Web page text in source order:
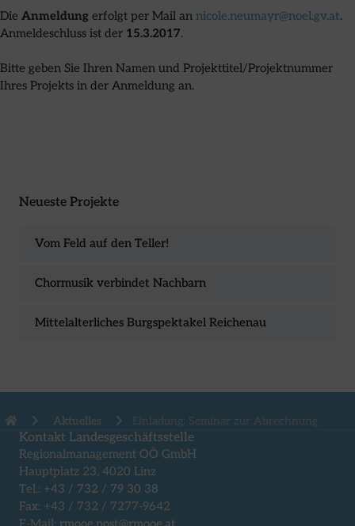
Die Anmeldung erfolgt per Mail an nicole.neumayr@noel.gv.at.
Anmeldeschluss ist der 15.3.2017.
Bitte geben Sie Ihren Namen und Projekttitel/Projektnummer
Ihres Projekts in der Anmeldung an.
Neueste Projekte
Vom Feld auf den Teller!
Chormusik verbindet Nachbarn
Mittelalterliches Burgspektakel Reichenau
Aktuelles Einladung: Seminar zur Abrechnung
Kontakt Landesgeschäftsstelle
Regionalmanagement OÖ GmbH
Hauptplatz 23, 4020 Linz
Tel.: +43 / 732 / 79 30 38
Fax: +43 / 732 / 7277-9642